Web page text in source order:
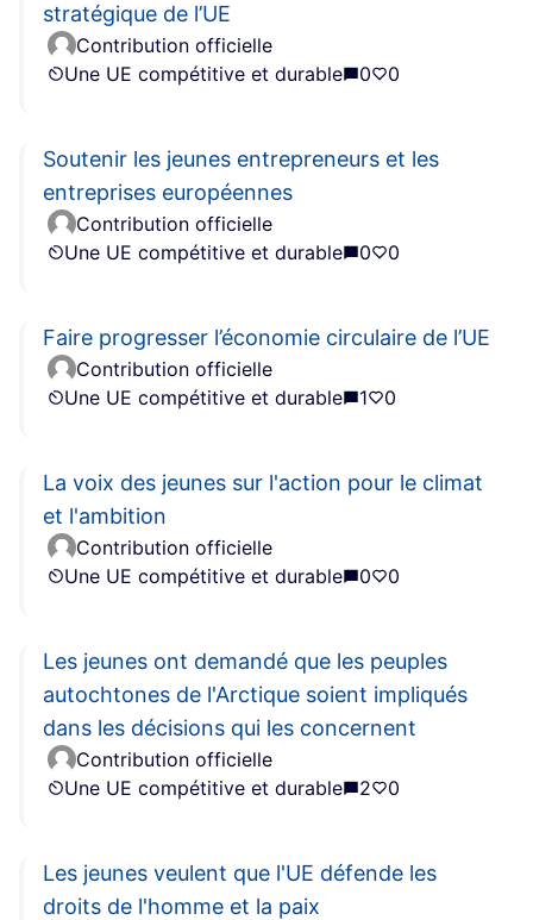
stratégique de l’UE
Contribution officielle
Une UE compétitive et durable
0 0
Soutenir les jeunes entrepreneurs et les
entreprises européennes
Contribution officielle
Une UE compétitive et durable
0 0
Faire progresser l’économie circulaire de l’UE
Contribution officielle
Une UE compétitive et durable
1 0
La voix des jeunes sur l'action pour le climat
et l'ambition
Contribution officielle
Une UE compétitive et durable
0 0
Les jeunes ont demandé que les peuples
autochtones de l'Arctique soient impliqués
dans les décisions qui les concernent
Contribution officielle
Une UE compétitive et durable
2 0
Les jeunes veulent que l'UE défende les
droits de l'homme et la paix